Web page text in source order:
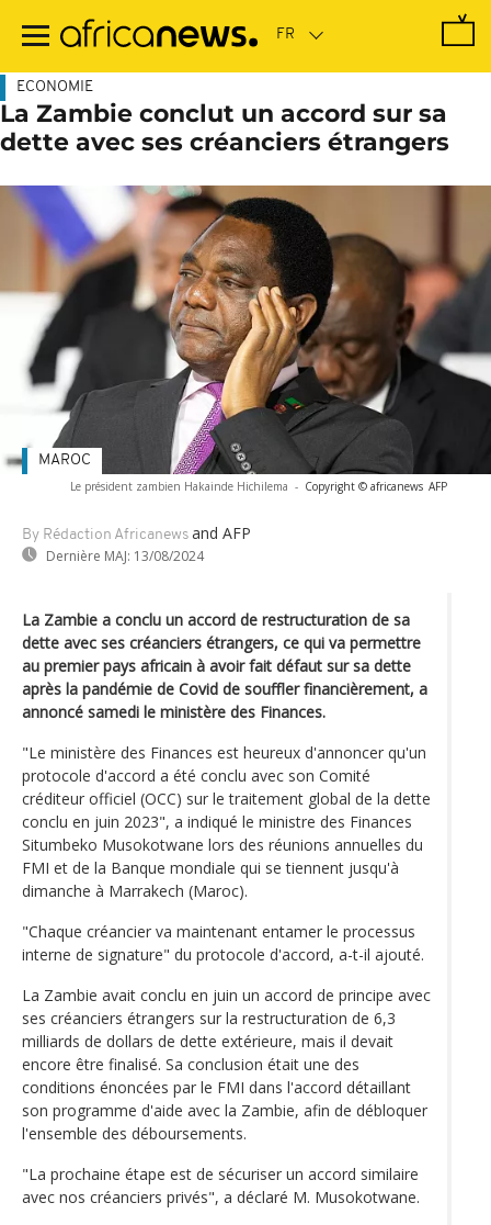
contenu
ECONOMIE
La Zambie conclut un accord sur sa
dette avec ses créanciers étrangers
Le président zambien Hakainde Hichilema - Copyright © africanews AFP
By Rédaction Africanews and AFP
Dernière MAJ: 13/08/2024
MAROC
La Zambie a conclu un accord de restructuration de sa
dette avec ses créanciers étrangers, ce qui va permettre
au premier pays africain à avoir fait défaut sur sa dette
après la pandémie de Covid de souffler financièrement, a
annoncé samedi le ministère des Finances.
"Le ministère des Finances est heureux d'annoncer qu'un
protocole d'accord a été conclu avec son Comité
créditeur officiel (OCC) sur le traitement global de la dette
conclu en juin 2023", a indiqué le ministre des Finances
Situmbeko Musokotwane lors des réunions annuelles du
FMI et de la Banque mondiale qui se tiennent jusqu'à
dimanche à Marrakech (Maroc).
"Chaque créancier va maintenant entamer le processus
interne de signature" du protocole d'accord, a-t-il ajouté.
La Zambie avait conclu en juin un accord de principe avec
ses créanciers étrangers sur la restructuration de 6,3
milliards de dollars de dette extérieure, mais il devait
encore être finalisé. Sa conclusion était une des
conditions énoncées par le FMI dans l'accord détaillant
son programme d'aide avec la Zambie, afin de débloquer
l'ensemble des déboursements.
"La prochaine étape est de sécuriser un accord similaire
avec nos créanciers privés", a déclaré M. Musokotwane.